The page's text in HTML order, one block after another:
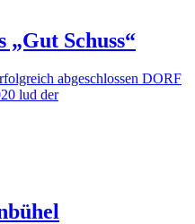
Schuss“
abgeschlossen DORF
lud der